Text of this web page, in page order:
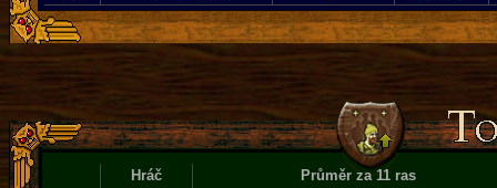
Hráč Průměr za 11 ras